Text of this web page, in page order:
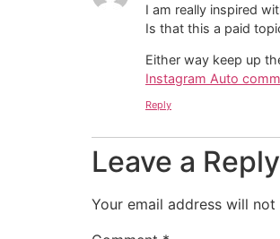
I am really inspired
Is that this a paid
Either way keep up
Instagram Auto
Reply
Leave a Reply
Your email address will not